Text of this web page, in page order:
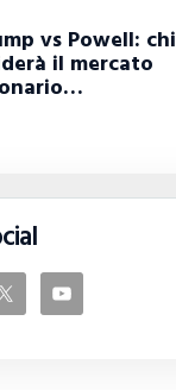
vs Powell: chi
il mercato